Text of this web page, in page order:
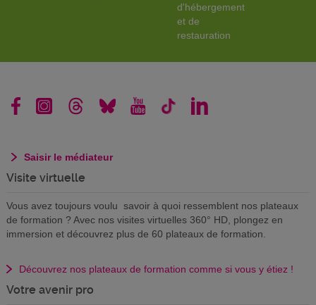
d'hébergement
et de
restauration
Saisir le médiateur
Visite virtuelle
Vous avez toujours voulu savoir à quoi ressemblent nos plateaux
de formation ? Avec nos visites virtuelles 360° HD, plongez en
immersion et découvrez plus de 60 plateaux de formation.
Découvrez nos plateaux de formation comme si vous y étiez !
Votre avenir pro